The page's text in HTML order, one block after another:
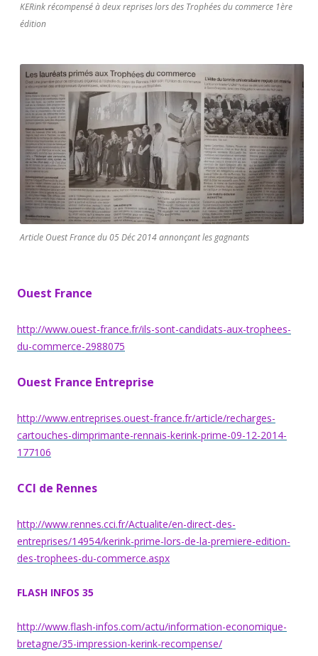
KERink récompensé à deux reprises lors des Trophées du commerce 1ère
édition
Article Ouest France du 05 Déc 2014 annonçant les gagnants
Ouest France
http://www.ouest-france.fr/ils-sont-candidats-aux-trophees-
du-commerce-2988075
Ouest France Entreprise
http://www.entreprises.ouest-france.fr/article/recharges-
cartouches-dimprimante-rennais-kerink-prime-09-12-2014-
177106
CCI de Rennes
http://www.rennes.cci.fr/Actualite/en-direct-des-
entreprises/14954/kerink-prime-lors-de-la-premiere-edition-
des-trophees-du-commerce.aspx
FLASH INFOS 35
http://www.flash-infos.com/actu/information-economique-
bretagne/35-impression-kerink-recompense/